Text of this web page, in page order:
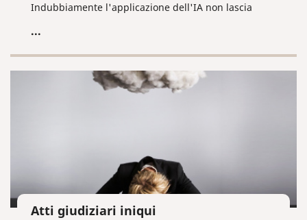
Indubbiamente l'applicazione dell'IA non lascia
Quindi sorge una domanda: in cosa l'IA può essere
...
Atti giudiziari iniqui